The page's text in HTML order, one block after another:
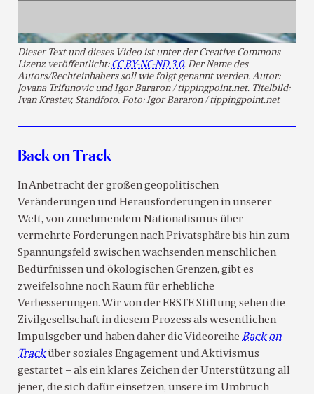
Dieser Text und dieses Video ist unter der Creative Commons
Lizenz veröffentlicht: CC BY-NC-ND 3.0. Der Name des
Autors/Rechteinhabers soll wie folgt genannt werden. Autor:
Jovana Trifunovic und Igor Bararon / tippingpoint.net. Titelbild:
Ivan Krastev, Standfoto. Foto: Igor Bararon / tippingpoint.net
Back on Track
In Anbetracht der großen geopolitischen
Veränderungen und Herausforderungen in unserer
Welt, von zunehmendem Nationalismus über
vermehrte Forderungen nach Privatsphäre bis hin zum
Spannungsfeld zwischen wachsenden menschlichen
Bedürfnissen und ökologischen Grenzen, gibt es
zweifelsohne noch Raum für erhebliche
Verbesserungen. Wir von der ERSTE Stiftung sehen die
Zivilgesellschaft in diesem Prozess als wesentlichen
Impulsgeber und haben daher die Videoreihe Back on
Tracküber soziales Engagement und Aktivismus
gestartet – als ein klares Zeichen der Unterstützung all
jener, die sich dafür einsetzen, unsere im Umbruch